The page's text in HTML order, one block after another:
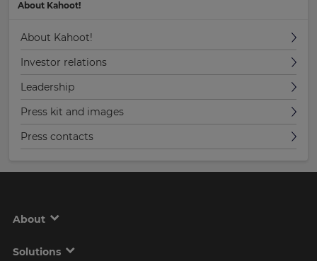
About Kahoot!
About Kahoot!
Investor relations
Leadership
Press kit and images
Press contacts
About
Solutions
update
across
the
site.
Cancel
Save
Settings